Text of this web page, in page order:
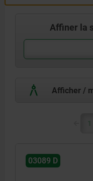
Affiner la
Afficher /
1
03089 D